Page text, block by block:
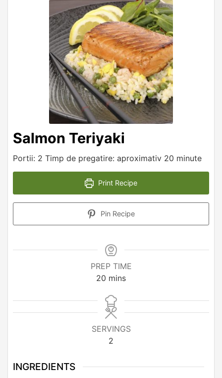
Salmon Teriyaki
Portii: 2 Timp de pregatire: aproximativ 20 minute
Print Recipe
Pin Recipe
PREP TIME
20 minutes
mins
SERVINGS
2
INGREDIENTS